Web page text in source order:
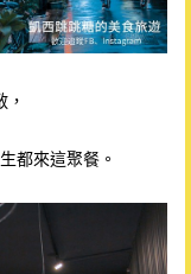
都來這聚餐。